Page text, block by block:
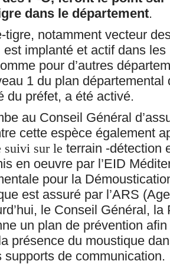
dans le département.
tigre, notamment vecteur
est implanté et actif dans les
pour d’autres
1 du plan départemental
du préfet, a été activé.
au Conseil Général
cette espèce également
suivi sur le terrain -détection
en oeuvre par l’EID
pour la
est assuré par l’ARS
le Conseil Général, la
un plan de prévention
présence du moustique
supports de communication.